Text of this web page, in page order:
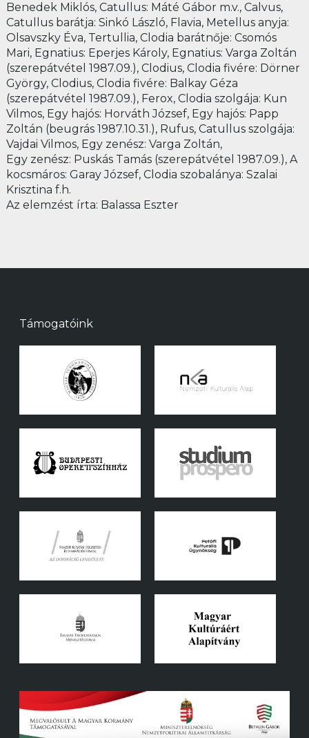
Benedek Miklós, Catullus: Máté Gábor m.v., Calvus,
Catullus barátja: Sinkó László, Flavia, Metellus anyja:
Olsavszky Éva, Tertullia, Clodia barátnője: Csomós
Mari, Egnatius: Eperjes Károly, Egnatius: Varga Zoltán
(szerepátvétel 1987.09.), Clodius, Clodia fivére: Dörner
György, Clodius, Clodia fivére: Balkay Géza
(szerepátvétel 1987.09.), Ferox, Clodia szolgája: Kun
Vilmos, Egy hajós: Horváth József, Egy hajós: Papp
Zoltán (beugrás 1987.10.31.), Rufus, Catullus szolgája:
Vajdai Vilmos, Egy zenész: Varga Zoltán,
Egy zenész: Puskás Tamás (szerepátvétel 1987.09.), A
kocsmáros: Garay József, Clodia szobalánya: Szalai
Krisztina f.h.
Az elemzést írta: Balassa Eszter
Támogatóink